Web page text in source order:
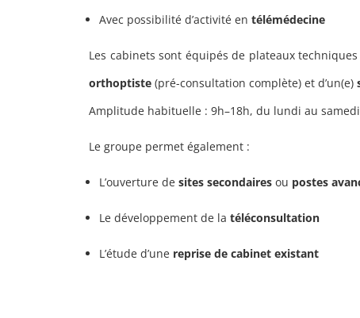
Avec possibilité d’activité en télémédecine
Les cabinets sont équipés de plateaux
orthoptiste (pré-consultation complète) et d’un(e)
Amplitude habituelle : 9h–18h, du lundi au
Le groupe permet également :
L’ouverture de sites secondaires ou postes
Le développement de la téléconsultation
L’étude d’une reprise de cabinet existant